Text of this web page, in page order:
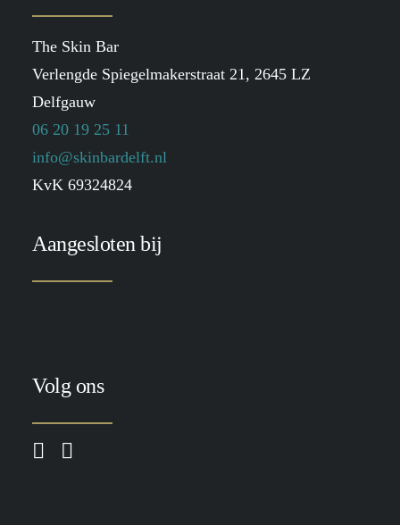
The Skin Bar
Verlengde Spiegelmakerstraat 21, 2645 LZ
Delfgauw
06 20 19 25 11
info@skinbardelft.nl
KvK 69324824
Aangesloten bij
Volg ons